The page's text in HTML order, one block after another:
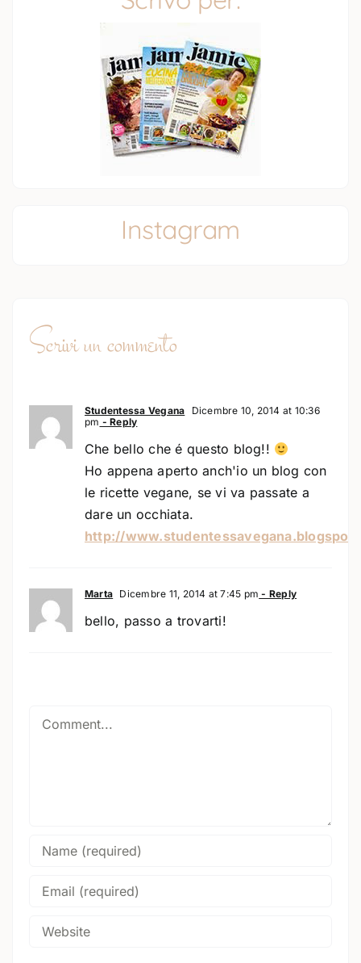
Instagram
Scrivi un commento
Studentessa Vegana
Dicembre 10, 2014 at 10:36
pm - Reply
Che bello che é questo blog!!
Ho appena aperto anch'io un blog con
le ricette vegane, se vi va passate a
dare un occhiata.
http://
Marta Dicembre 11, 2014 at 7:45 pm - Reply
bello, passo a trovarti!